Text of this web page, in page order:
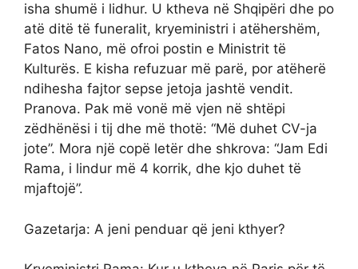
isha shumë i lidhur. U ktheva në Shqipëri dhe po
atë ditë të funeralit, kryeministri i atëhershëm,
Fatos Nano, më ofroi postin e Ministrit të
Kulturës. E kisha refuzuar më parë, por atëherë
ndihesha fajtor sepse jetoja jashtë vendit.
Pranova. Pak më vonë më vjen në shtëpi
zëdhënësi i tij dhe më thotë: “Më duhet CV-ja
jote”. Mora një copë letër dhe shkrova: “Jam Edi
Rama, i lindur më 4 korrik, dhe kjo duhet të
mjaftojë”.
Gazetarja: A jeni penduar që jeni kthyer?